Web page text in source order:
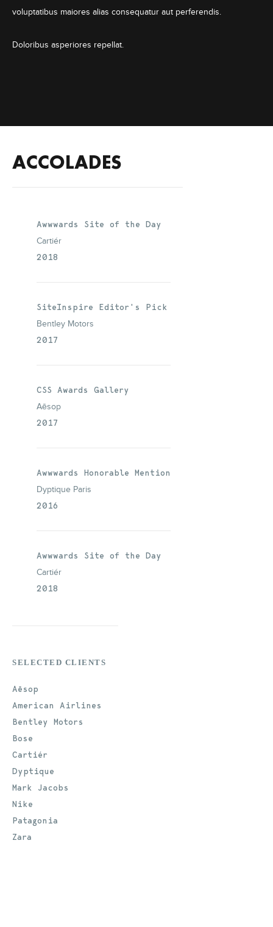
voluptatibus maiores alias consequatur aut perferendis.
Doloribus asperiores repellat.
ACCOLADES
Awwwards Site of the Day
Cartiér
2018
SiteInspire Editor's Pick
Bentley Motors
2017
CSS Awards Gallery
Aēsop
2017
Awwwards Honorable Mention
Dyptique Paris
2016
Awwwards Site of the Day
Cartiér
2018
SELECTED CLIENTS
Aēsop
American Airlines
Bentley Motors
Bose
Cartiér
Dyptique
Mark Jacobs
Nike
Patagonia
Zara